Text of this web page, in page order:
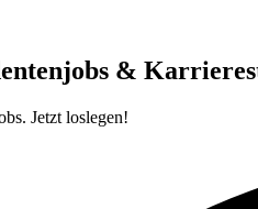
&
Jetzt loslegen!